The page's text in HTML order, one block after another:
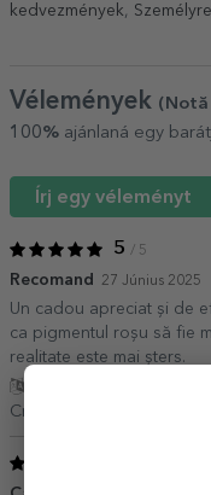
kedvezmények,
Vélemények (Notă
100% ajánlaná egy
Írj egy véleményt
5 / 5
Recomand 27 Június 2025
Un cadou apreciat și de
ca pigmentul roșu să fie
realitate este mai șters.
Cristina,